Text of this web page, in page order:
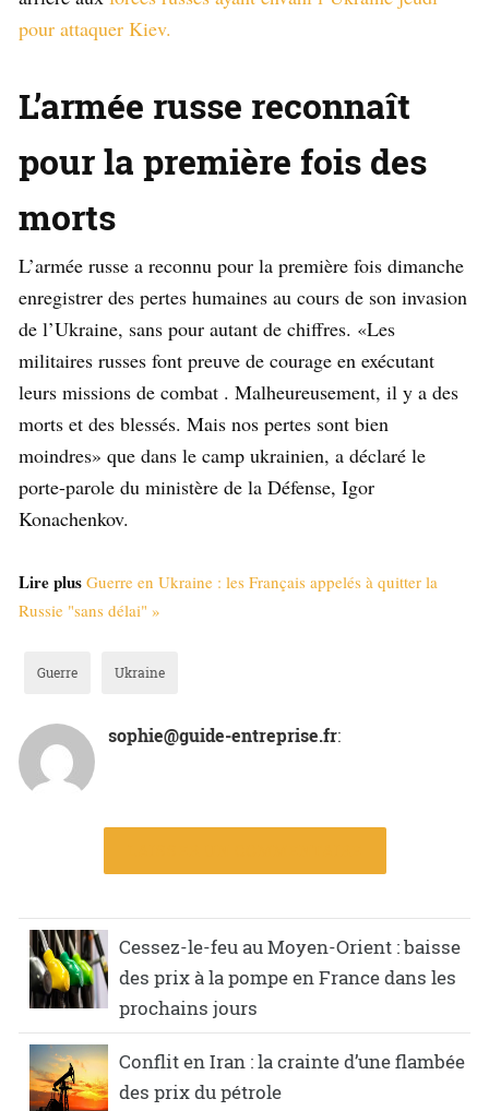
pour attaquer Kiev.
L’armée russe reconnaît
pour la première fois des
morts
L’armée russe a reconnu pour la première fois dimanche
enregistrer des pertes humaines au cours de son invasion
de l’Ukraine, sans pour autant de chiffres. «Les
militaires russes font preuve de courage en exécutant
leurs missions de combat . Malheureusement, il y a des
morts et des blessés. Mais nos pertes sont bien
moindres» que dans le camp ukrainien, a déclaré le
porte-parole du ministère de la Défense, Igor
Konachenkov.
Lire plus Guerre en Ukraine : les Français appelés à quitter la
Russie "sans délai" »
Guerre Ukraine
sophie@guide-entreprise.fr:
Cessez-le-feu au Moyen-Orient : baisse
des prix à la pompe en France dans les
prochains jours
Conflit en Iran : la crainte d’une flambée
des prix du pétrole